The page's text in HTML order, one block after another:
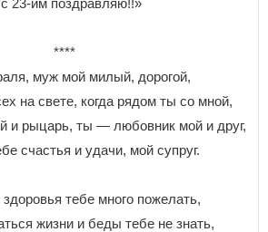
23-им поздравляю!!»
****
муж мой милый, дорогой,
на свете, когда рядом ты со мной,
и рыцарь, ты — любовник мой и друг,
счастья и удачи, мой супруг.
тебе много пожелать,
жизни и беды тебе не знать,